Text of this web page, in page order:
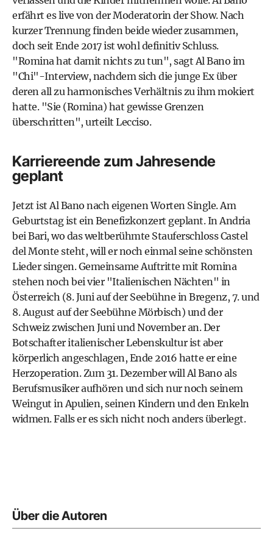
erfährt es live von der Moderatorin der Show. Nach
kurzer Trennung finden beide wieder zusammen,
doch seit Ende 2017 ist wohl definitiv Schluss.
"Romina hat damit nichts zu tun", sagt Al Bano im
"Chi"-Interview, nachdem sich die junge Ex über
deren all zu harmonisches Verhältnis zu ihm mokiert
hatte. "Sie (Romina) hat gewisse Grenzen
überschritten", urteilt Lecciso.
Karriereende zum Jahresende
geplant
Jetzt ist Al Bano nach eigenen Worten Single. Am
Geburtstag ist ein Benefizkonzert geplant. In Andria
bei Bari, wo das weltberühmte Stauferschloss Castel
del Monte steht, will er noch einmal seine schönsten
Lieder singen. Gemeinsame Auftritte mit Romina
stehen noch bei vier "Italienischen Nächten" in
Österreich (8. Juni auf der Seebühne in Bregenz, 7. und
8. August auf der Seebühne Mörbisch) und der
Schweiz zwischen Juni und November an. Der
Botschafter italienischer Lebenskultur ist aber
körperlich angeschlagen, Ende 2016 hatte er eine
Herzoperation. Zum 31. Dezember will Al Bano als
Berufsmusiker aufhören und sich nur noch seinem
Weingut in Apulien, seinen Kindern und den Enkeln
widmen. Falls er es sich nicht noch anders überlegt.
Über die Autoren